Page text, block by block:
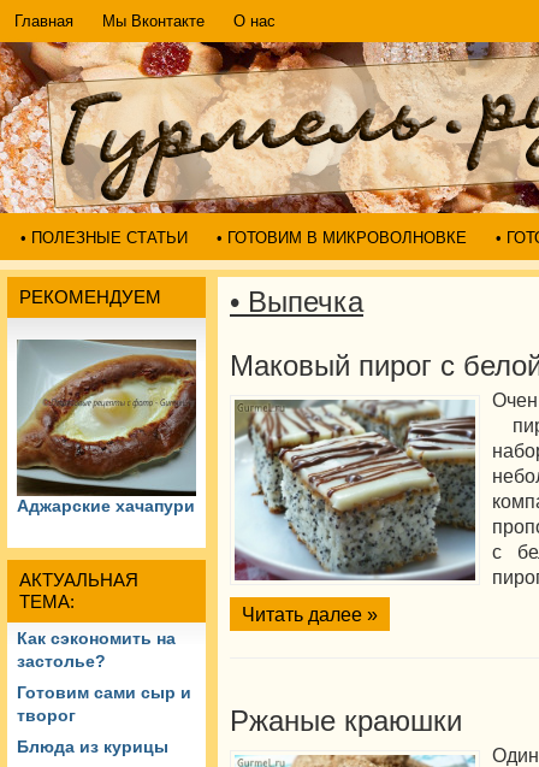
Главная Мы Вконтакте О нас
• ПОЛЕЗНЫЕ СТАТЬИ • ГОТОВИМ В МИКРОВОЛНОВКЕ •
РЕКОМЕНДУЕМ
Аджарские хачапури
АКТУАЛЬНАЯ
ТЕМА:
Как сэкономить на
застолье?
Готовим сами сыр и
творог
Блюда из курицы
• Выпечка
Маковый пирог с
с
Читать далее »
Ржаные краюшки